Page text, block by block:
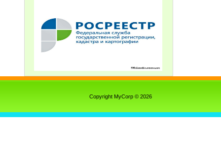
Copyright MyCorp © 2026